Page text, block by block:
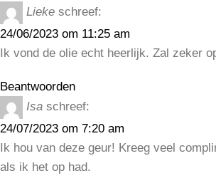
Lieke schreef:
24/06/2023 om 11:25 am
Ik vond de olie echt heerlijk. Zal zeker
Beantwoorden
Isa schreef:
24/07/2023 om 7:20 am
Ik hou van deze geur! Kreeg veel
als ik het op had.